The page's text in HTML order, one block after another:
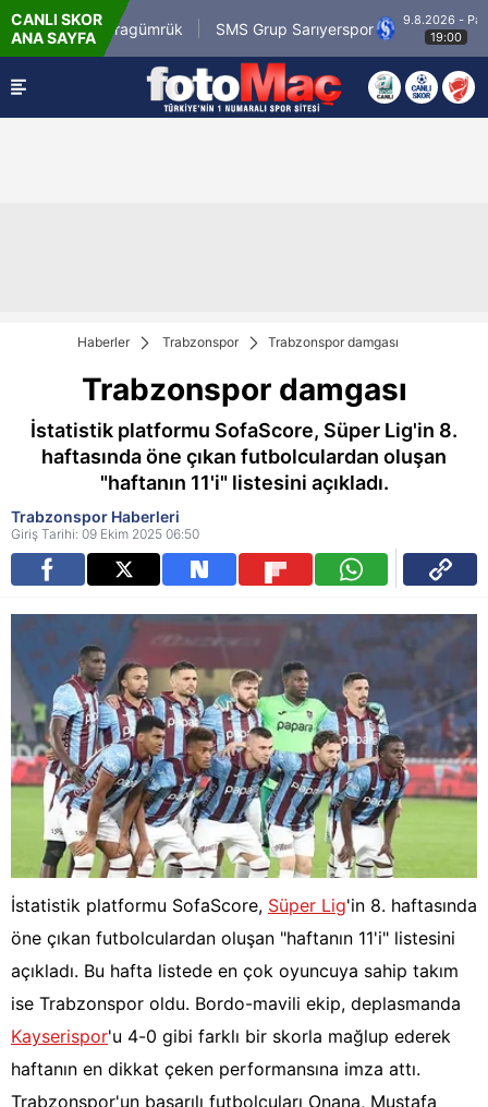
CANLI SKOR
ANA SAYFAKaragümrük SMS Grup Sarıyerspor
9.8.2026 - Paz
19:00
Haberler Trabzonspor Trabzonspor damgası
Trabzonspor damgası
İstatistik platformu SofaScore, Süper Lig'in 8.
haftasında öne çıkan futbolculardan oluşan
"haftanın 11'i" listesini açıkladı.
Trabzonspor Haberleri
Giriş Tarihi: 09 Ekim 2025 06:50
İstatistik platformu SofaScore, Süper Lig'in 8. haftasında
öne çıkan futbolculardan oluşan "haftanın 11'i" listesini
açıkladı. Bu hafta listede en çok oyuncuya sahip takım
ise Trabzonspor oldu. Bordo-mavili ekip, deplasmanda
Kayserispor'u 4-0 gibi farklı bir skorla mağlup ederek
haftanın en dikkat çeken performansına imza attı.
Trabzonspor'un başarılı futbolcuları Onana, Mustafa